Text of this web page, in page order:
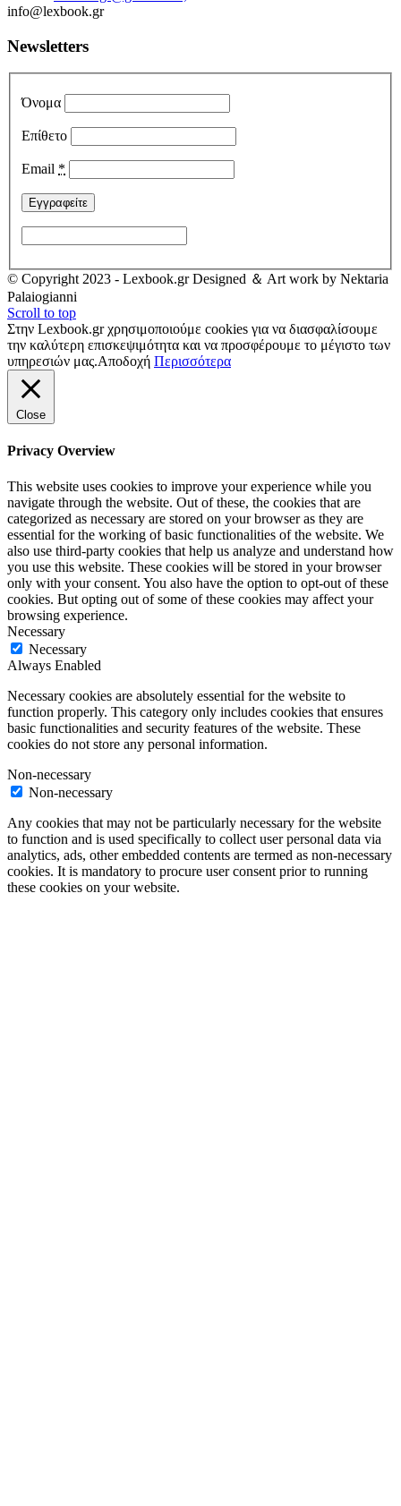
info@lexbook.gr
Newsletters
Όνομα
Επίθετο
Email *
© Copyright 2023 - Lexbook.gr Designed ＆ Art work by Nektaria
Palaiogianni
Scroll to top
Στην Lexbook.gr χρησιμοποιούμε cookies για να διασφαλίσουμε
την καλύτερη επισκεψιμότητα και να προσφέρουμε το μέγιστο των
υπηρεσιών μας.Αποδοχή Περισσότερα
Close
Privacy Overview
This website uses cookies to improve your experience while you
navigate through the website. Out of these, the cookies that are
categorized as necessary are stored on your browser as they are
essential for the working of basic functionalities of the website. We
also use third-party cookies that help us analyze and understand how
you use this website. These cookies will be stored in your browser
only with your consent. You also have the option to opt-out of these
cookies. But opting out of some of these cookies may affect your
browsing experience.
Necessary
Necessary
Always Enabled
Necessary cookies are absolutely essential for the website to
function properly. This category only includes cookies that ensures
basic functionalities and security features of the website. These
cookies do not store any personal information.
Non-necessary
Non-necessary
Any cookies that may not be particularly necessary for the website
to function and is used specifically to collect user personal data via
analytics, ads, other embedded contents are termed as non-necessary
cookies. It is mandatory to procure user consent prior to running
these cookies on your website.